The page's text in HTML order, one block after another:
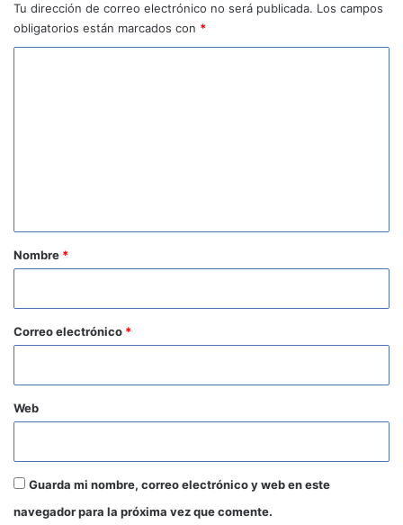
Tu dirección de correo electrónico no será publicada. Los campos
obligatorios están marcados con *
r
o
*
Nombre *
Correo electrónico *
Web
Guarda mi nombre, correo electrónico y web en este
navegador para la próxima vez que comente.